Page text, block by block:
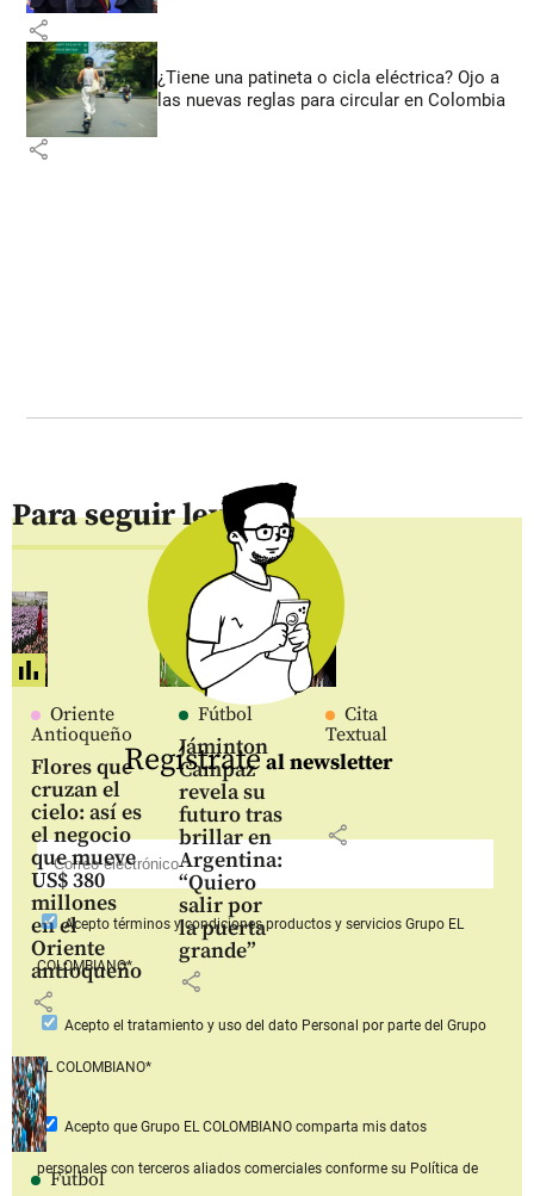
share
¿Tiene una patineta o cicla eléctrica? Ojo a
las nuevas reglas para circular en Colombia
share
Para seguir leyendo
Oriente
Antioqueño
Flores que
cruzan el
cielo: así es
el negocio
que mueve
US$ 380
millones
en el
Oriente
antioqueño
share
Fútbol
Jáminton
Campaz
revela su
futuro tras
brillar en
Argentina:
“Quiero
salir por
la puerta
grande”
share
Cita
Textual
share
Fútbol
Regístrateal newsletter
Aceptotérminos y condiciones productos y serviciosGrupo EL
COLOMBIANO*
Acepto el tratamiento y uso del dato Personal por parte del Grupo
EL COLOMBIANO*
Acepto que Grupo EL COLOMBIANOcomparta mis datos
personales con terceros aliados comerciales conforme su Política de